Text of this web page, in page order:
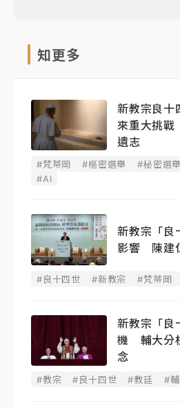
知更多
新教宗良十
來重大挑
遺志
#梵蒂岡 #樞密選舉 #秘密選舉
#AI
新教宗「良
影響 陳建
#良十四世 #新教宗 #梵蒂岡
新教宗「良
機 輔大分
念
#教宗 #良十四世 #教廷 #